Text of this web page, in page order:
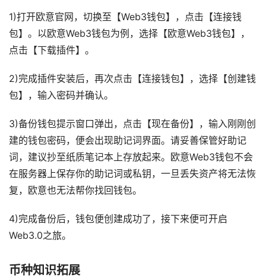
1)打开欧意官网，切换至【Web3钱包】，点击【连接钱
包】。以欧意Web3钱包为例，选择【欧意Web3钱包】，
点击【下载插件】。
2)完成插件安装后，再次点击【连接钱包】，选择【创建钱
包】，输入密码并确认。
3)备份钱包提示窗口弹出，点击【现在备份】，输入刚刚创
建的钱包密码，便会出现助记词界面。请妥善保管好助记
词，建议抄至纸质笔记本上存放起来。欧意Web3钱包不会
在服务器上保存你的助记词或私钥，一旦丢失资产将无法恢
复，欧意也无法帮你找回钱包。
4)完成备份后，钱包便创建成功了，接下来便可开启
Web3.0之旅。
币种知识拓展